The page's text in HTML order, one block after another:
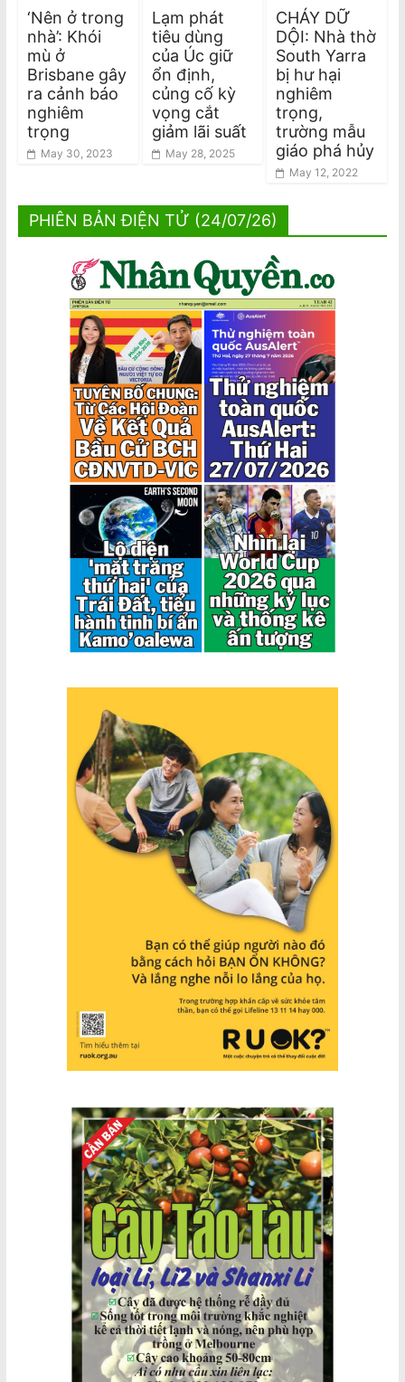
‘Nên ở trong
nhà’: Khói
mù ở
Brisbane gây
ra cảnh báo
nghiêm
trọng
May 30, 2023
Lạm phát
tiêu dùng
của Úc giữ
ổn định,
củng cố kỳ
vọng cắt
giảm lãi suất
May 28, 2025
CHÁY DỮ
DỘI: Nhà thờ
South Yarra
bị hư hại
nghiêm
trọng,
trường mẫu
giáo phá hủy
May 12, 2022
PHIÊN BẢN ĐIỆN TỬ (24/07/26)